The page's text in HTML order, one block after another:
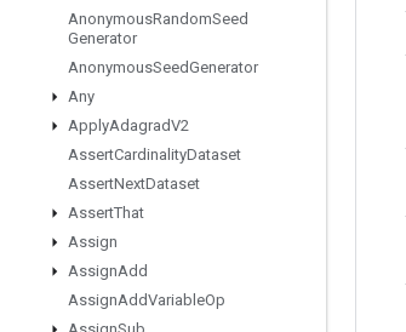
AnonymousRandomSeed
Generator
AnonymousSeedGenerator
Any
ApplyAdagradV2
AssertCardinalityDataset
AssertNextDataset
AssertThat
Assign
AssignAdd
AssignAddVariableOp